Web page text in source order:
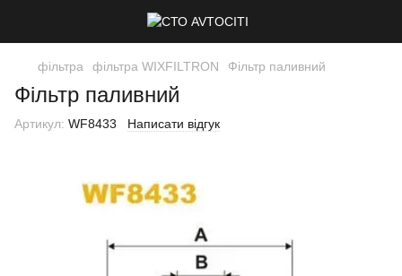
фільтра фільтра WIXFILTRON Фільтр паливний
Фільтр паливний
Артикул: WF8433 Написати відгук